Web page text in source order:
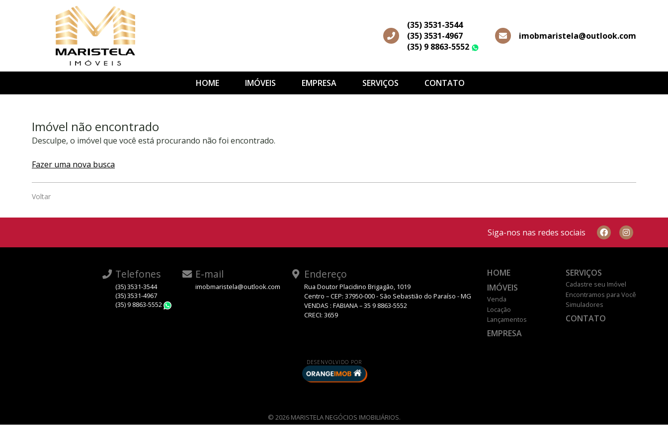
(35) 3531-3544
(35) 3531-4967
(35) 9 8863-5552
imobmaristela@outlook.com
HOME IMÓVEIS EMPRESA SERVIÇOS CONTATO
Imóvel não encontrado
Desculpe, o imóvel que você está procurando não foi encontrado.
Fazer uma nova busca
Voltar
Siga-nos nas redes sociais
Telefones
(35) 3531-3544
(35) 3531-4967
(35) 9 8863-5552
E-mail
imobmaristela@outlook.com
Endereço
Rua Doutor Placidino Brigagão, 1019
Centro – CEP: 37950-000 - São Sebastião do Paraíso - MG
VENDAS : FABIANA – 35 9 8863-5552
CRECI: 3659
HOME
IMÓVEIS
Venda
Locação
Lançamentos
EMPRESA
SERVIÇOS
Cadastre seu Imóvel
Encontramos para Você
Simuladores
CONTATO
DESENVOLVIDO POR
© 2026 MARISTELA NEGÓCIOS IMOBILIÁRIOS.